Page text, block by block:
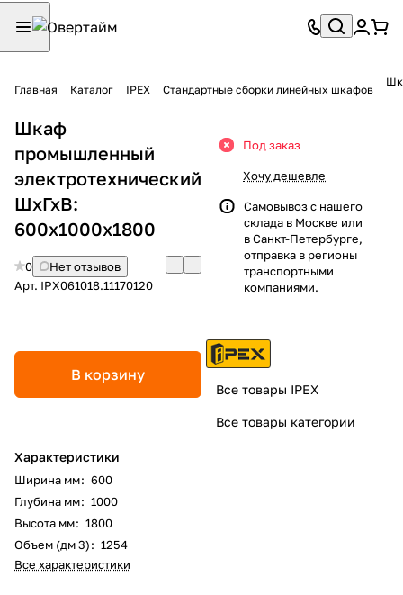
Главная Каталог IPEX Стандартные сборки линейных шкафов
Шкаф
промышленный
электротехнический
ШхГхВ:
600х1000х1800
0
Нет отзывов
Арт. IPX061018.11170120
В корзину
Характеристики
Ширина мм: 600
Глубина мм: 1000
Высота мм: 1800
Объем (дм 3): 1254
Все характеристики
Под заказ
Хочу дешевле
Самовывоз с нашего
склада в Москве или
в Санкт-Петербурге,
отправка в регионы
транспортными
компаниями.
Все товары IPEX
Все товары категории